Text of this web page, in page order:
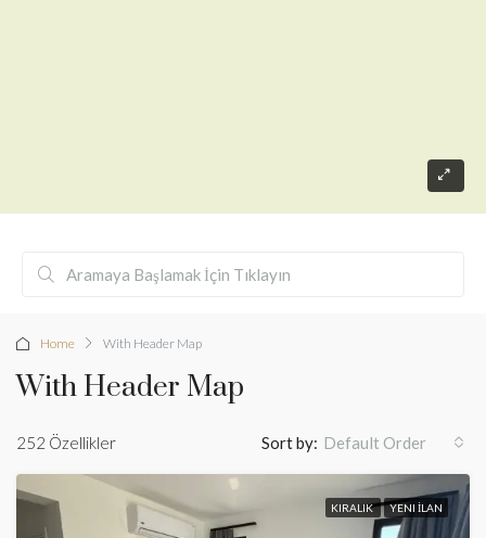
Home With Header Map
With Header Map
252 Özellikler Sort by: Default Order
KIRALIK YENI İLAN